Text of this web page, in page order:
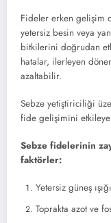
Fideler erken gelişim
yetersiz besin veya
bitkilerini doğrudan
hatalar, ilerleyen
azaltabilir.
Sebze yetiştiriciliği
fide gelişimini
Sebze fidelerinin
faktörler:
Yetersiz güneş ışığı
Toprakta azot ve